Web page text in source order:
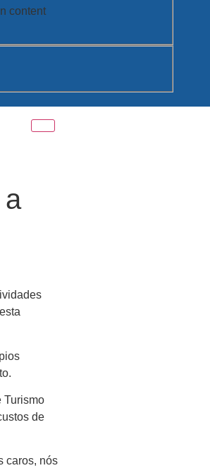
content
Turismo
de
caros, nós